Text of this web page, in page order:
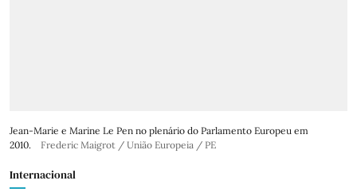
Jean-Marie e Marine Le Pen no plenário do Parlamento Europeu em
2010.
Frederic Maigrot / União Europeia / PE
Internacional